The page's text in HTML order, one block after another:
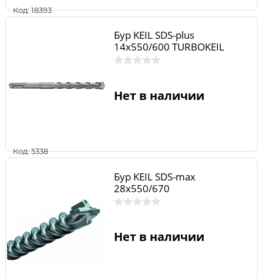
Код: 18393
Код: 5338
Бур KEIL SDS-plus
14х550/600 TURBOKEIL
Нет в наличии
Бур KEIL SDS-max
28х550/670
Нет в наличии